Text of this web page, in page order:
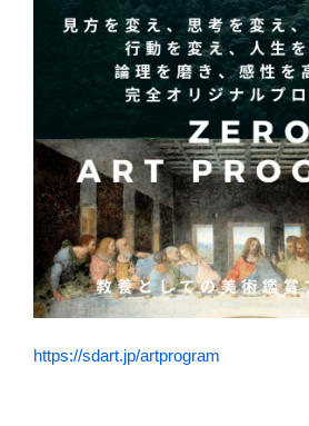
https://sdart.jp/artprogram